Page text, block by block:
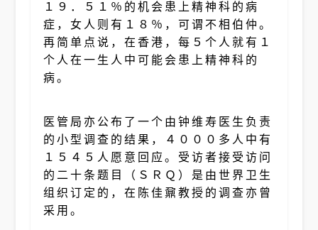
１９．５１％的机会患上精神科的病
症，女人则有１８％，可谓不相伯仲。
再简单点说，在香港，每５个人就有１
个人在一生人中可能会患上精神科的
病。
医管局亦公布了一个由钟维寿医生负责
的小型调查的结果，４０００多人中有
１５４５人愿意回应。受访者接受访问
的二十条题目（ＳＲＱ）是由世界卫生
组织订定的，在陈佳鼐教授的调查亦曾
采用。